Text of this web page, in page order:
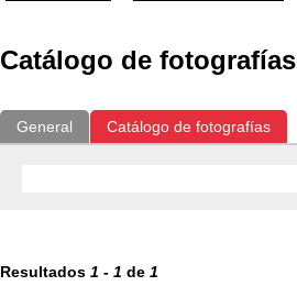
Catálogo de fotografías
General Catálogo de fotografías
Resultados 1 - 1 de 1